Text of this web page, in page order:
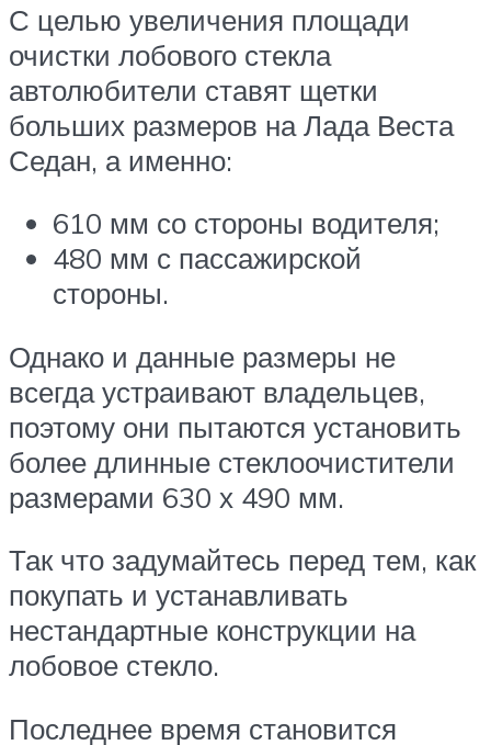
С целью увеличения площади
очистки лобового стекла
автолюбители ставят щетки
больших размеров на Лада Веста
Седан, а именно:
610 мм со стороны водителя;
480 мм с пассажирской
стороны.
Однако и данные размеры не
всегда устраивают владельцев,
поэтому они пытаются установить
более длинные стеклоочистители
размерами 630 х 490 мм.
Так что задумайтесь перед тем, как
покупать и устанавливать
нестандартные конструкции на
лобовое стекло.
Последнее время становится